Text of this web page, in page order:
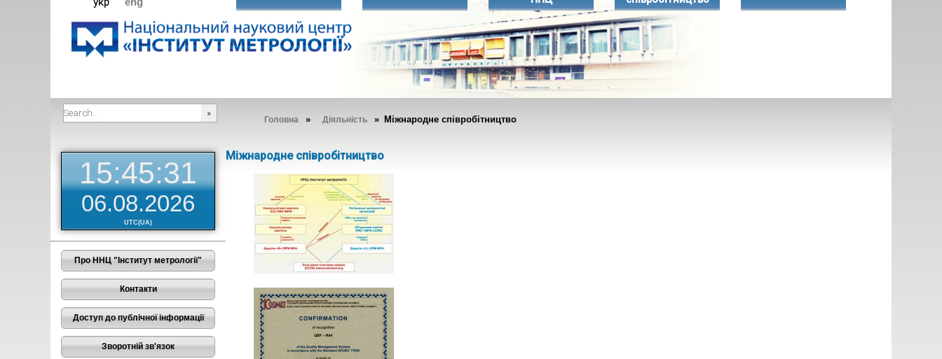
Головна » Діяльність » Міжнародне співробітництво
15:45:32
06.08.2026
UTC(UA)
Про ННЦ "Інститут метрології"
Контакти
Доступ до публічної інформації
Зворотній зв'язок
Міжнародне співробітництво